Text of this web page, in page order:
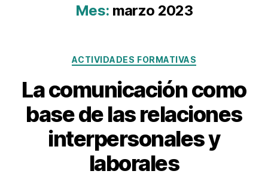
Mes: marzo 2023
ACTIVIDADES FORMATIVAS
La comunicación como
base de las relaciones
interpersonales y
laborales